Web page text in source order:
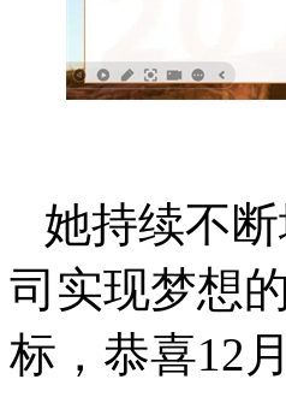
她持续不
司实现梦想
标， 恭喜12